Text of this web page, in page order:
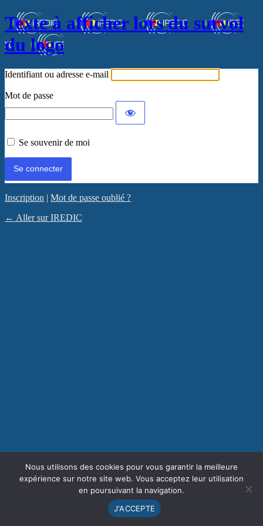
Texte à afficher lors du survol
du logo
Identifiant ou adresse e-mail
Mot de passe
Se souvenir de moi
Inscription | Mot de passe oublié ?
← Aller sur IREDIC
Nous utilisons des cookies pour vous garantir la meilleure
expérience sur notre site web. Vous acceptez leur utilisation
en poursuivant la navigation.
J'ACCEPTE